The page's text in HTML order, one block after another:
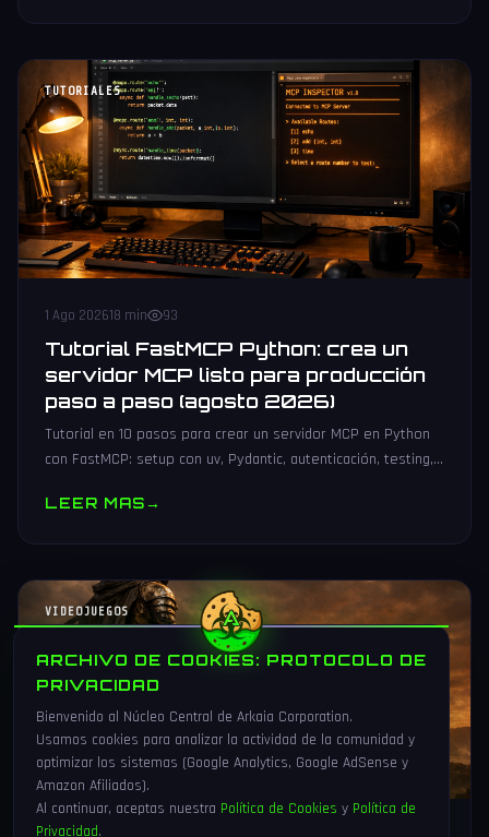
TUTORIALES
1 Ago 202618 min 93
Tutorial FastMCP Python: crea un
servidor MCP listo para producción
paso a paso (agosto 2026)
Tutorial en 10 pasos para crear un servidor MCP en Python
con FastMCP: setup con uv, Pydantic, autenticación, testing,
LEER MAS→
VIDEOJUEGOS
ARCHIVO DE COOKIES: PROTOCOLO DE
PRIVACIDAD
Bienvenido al Núcleo Central de Arkaia Corporation.
Usamos cookies para analizar la actividad de la comunidad y
optimizar los sistemas (Google Analytics, Google AdSense y
Amazon Afiliados).
Al continuar, aceptas nuestra Política de Cookies y Política de
Privacidad.